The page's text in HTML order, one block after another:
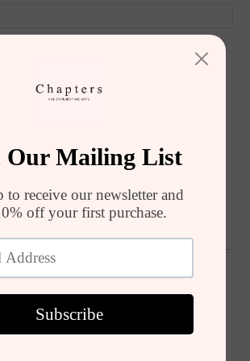
Sabunluk Setleri